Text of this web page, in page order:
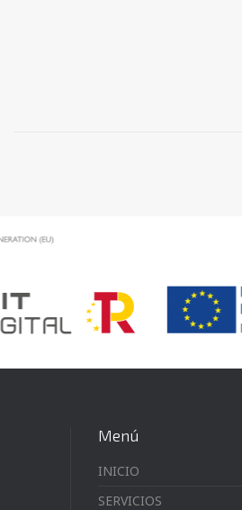
Menú
INICIO
SERVICIOS